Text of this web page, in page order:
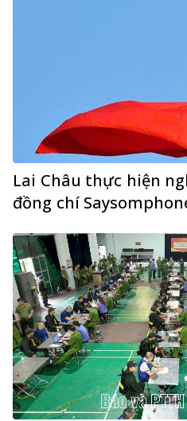
Lai Châu thực hiện
đồng chí